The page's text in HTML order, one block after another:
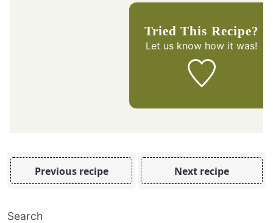
Tried This Recipe?
Let us know how it was!
Previous recipe Next recipe
Search